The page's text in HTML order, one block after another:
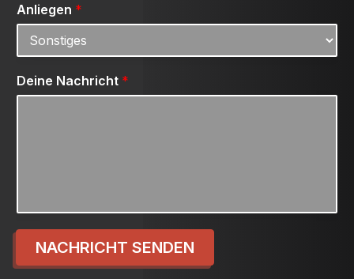
Anliegen *
Deine Nachricht *
NACHRICHT SENDEN